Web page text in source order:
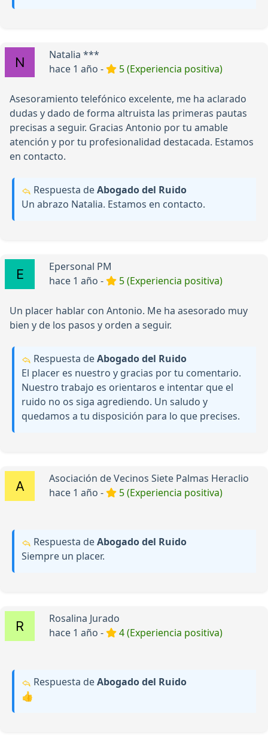
Natalia ***
hace 1 año -
5 (Experiencia positiva)
Asesoramiento telefónico excelente, me ha aclarado
dudas y dado de forma altruista las primeras pautas
precisas a seguir. Gracias Antonio por tu amable
atención y por tu profesionalidad destacada. Estamos
en contacto.
Respuesta deAbogado del Ruido
Un abrazo Natalia. Estamos en contacto.
Epersonal PM
hace 1 año -
5 (Experiencia positiva)
Un placer hablar con Antonio. Me ha asesorado muy
bien y de los pasos y orden a seguir.
Respuesta deAbogado del Ruido
El placer es nuestro y gracias por tu comentario.
Nuestro trabajo es orientaros e intentar que el
ruido no os siga agrediendo. Un saludo y
quedamos a tu disposición para lo que precises.
Asociación de Vecinos Siete Palmas Heraclio
hace 1 año -
5 (Experiencia positiva)
Respuesta deAbogado del Ruido
Siempre un placer.
Rosalina Jurado
hace 1 año -
4 (Experiencia positiva)
Respuesta deAbogado del Ruido
👍